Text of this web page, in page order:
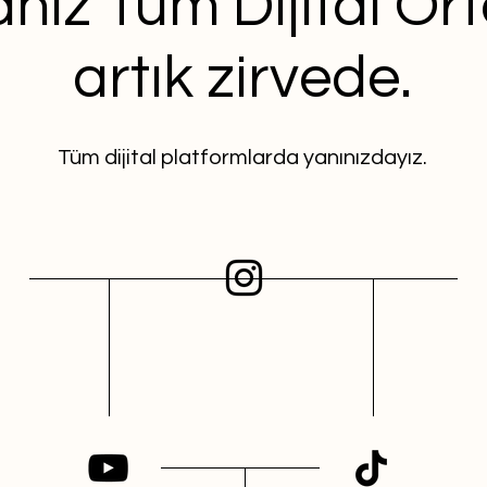
artık zirvede.
Tüm dijital platformlarda yanınızdayız.